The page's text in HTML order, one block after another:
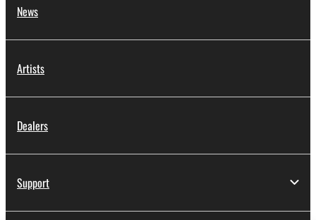
News
Artists
Dealers
Support